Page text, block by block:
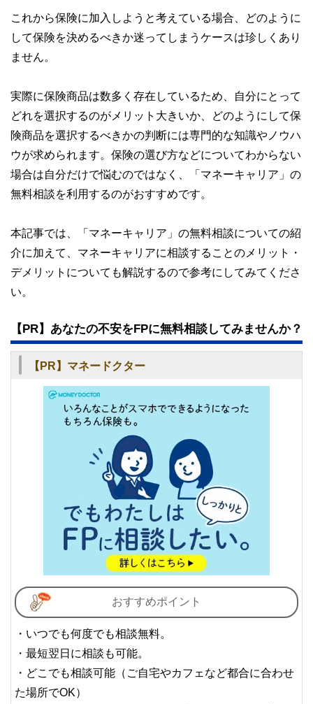
これから保険に加入しようと考えている場合、どのように
して保険を決めるべきか迷ってしまうケースは珍しくあり
ません。
実際に保険商品は数多く存在しているため、自分にとって
どれを選択するのがメリット大きいか、どのようにして保
険商品を選択するべきかの判断には専門的な知識やノウハ
ウが求められます。保険の選び方などについてわからない
場合は自分だけで悩むのではなく、「マネーキャリア」の
無料相談を利用するのがおすすめです。
本記事では、「マネーキャリア」の無料相談についての紹
介に加えて、マネーキャリアに相談することのメリット・
デメリットについても解説するので参考にしてみてくださ
い。
【PR】あなたの不安をFPに無料相談してみませんか？
【PR】マネードクター
おすすめポイント
・いつでも何度でも相談無料。
・最短翌日に相談も可能。
・どこでも相談可能（ご自宅やカフェなど都合に合わせ
た場所でOK）